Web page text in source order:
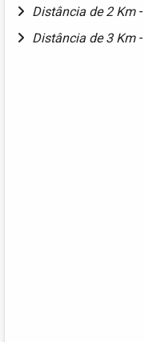
Distância de 2 Km -
Distância de 3 Km -